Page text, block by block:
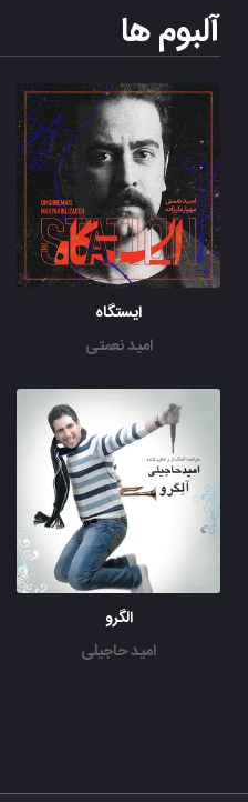
آلبوم ها
ایستگاه
امید نعمتی
الگرو
امید حاجیلی